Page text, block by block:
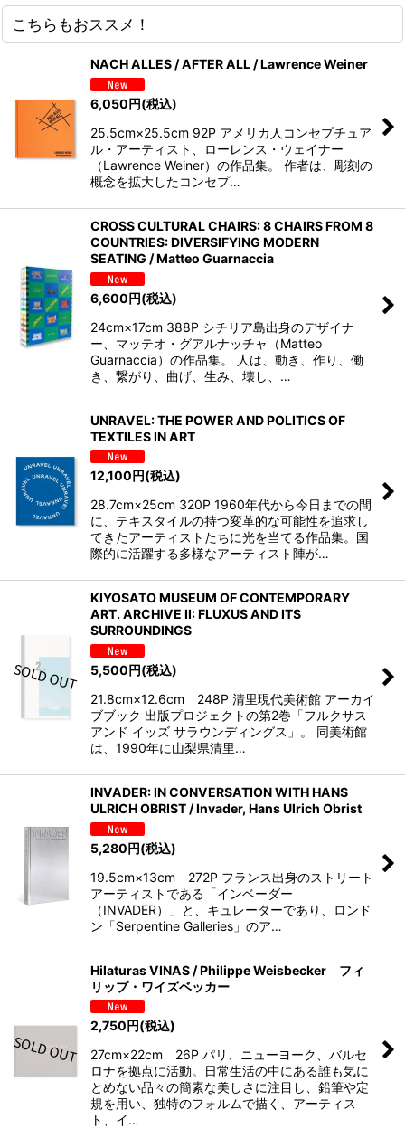
こちらもおススメ！
NACH ALLES / AFTER ALL / Lawrence Weiner
6,050円(税込)
25.5cm×25.5cm 92P アメリカ人コンセプチュア
ル・アーティスト、ローレンス・ウェイナー
（Lawrence Weiner）の作品集。 作者は、彫刻の
概念を拡大したコンセプ…
CROSS CULTURAL CHAIRS: 8 CHAIRS FROM 8
COUNTRIES: DIVERSIFYING MODERN
SEATING / Matteo Guarnaccia
6,600円(税込)
24cm×17cm 388P シチリア島出身のデザイナ
ー、マッテオ・グアルナッチャ（Matteo
Guarnaccia）の作品集。 人は、動き、作り、働
き、繋がり、曲げ、生み、壊し、…
UNRAVEL: THE POWER AND POLITICS OF
TEXTILES IN ART
12,100 円(税込)
28.7cm×25cm 320P 1960年代から今日までの間
に、テキスタイルの持つ変革的な可能性を追求し
てきたアーティストたちに光を当てる作品集。国
際的に活躍する多様なアーティスト陣が…
KIYOSATO MUSEUM OF CONTEMPORARY
ART. ARCHIVE II: FLUXUS AND ITS
SURROUNDINGS
5,500円(税込)
21.8cm×12.6cm 248P 清里現代美術館 アーカイ
ブブック 出版プロジェクトの第2巻「フルクサス
アンド イッズ サラウンディングス」。 同美術館
は、1990年に山梨県清里…
INVADER: IN CONVERSATION WITH HANS
ULRICH OBRIST / Invader, Hans Ulrich Obrist
5,280円(税込)
19.5cm×13cm 272P フランス出身のストリート
アーティストである「インベーダー
（INVADER）」と、キュレーターであり、ロンド
ン「Serpentine Galleries」のア…
Hilaturas VINAS / Philippe Weisbecker フィ
リップ・ワイズベッカー
2,750 円(税込)
27cm×22cm 26P パリ、ニューヨーク、バルセ
ロナを拠点に活動。日常生活の中にある誰も気に
とめない品々の簡素な美しさに注目し、鉛筆や定
規を用い、独特のフォルムで描く、アーティス
ト、イ…